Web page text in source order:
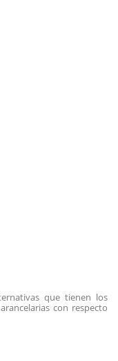
que tienen los
con respecto